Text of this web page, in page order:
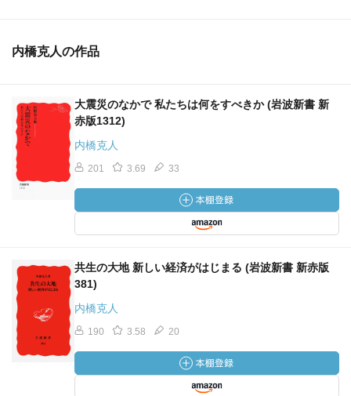
内橋克人の作品
大震災のなかで 私たちは何をすべきか (岩波新書 新
赤版1312)
内橋克人
201 3.69 33
共生の大地 新しい経済がはじまる (岩波新書 新赤版
381)
内橋克人
190 3.58 20